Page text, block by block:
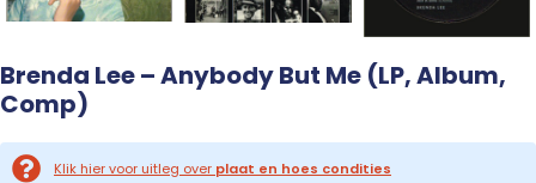
Brenda Lee – Anybody But Me (LP, Album,
Comp)
Klik hier voor uitleg over plaat en hoes condities